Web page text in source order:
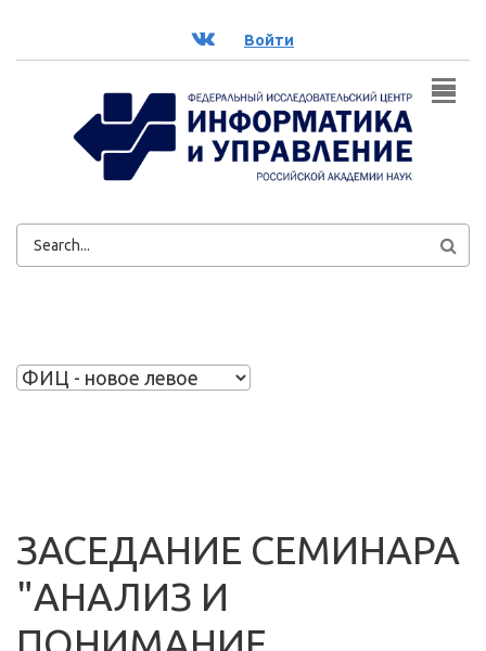
ВК Войти
ФОРМА
ЗАСЕДАНИЕ СЕМИНАРА
"АНАЛИЗ И